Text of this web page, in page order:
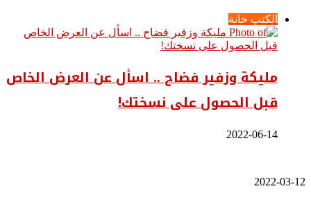
الكتب خانة
مليكة وزفير فضاح .. اسأل عن العرض الخاص
قبل الحصول على نسختك!
2022-06-14
سوزان
2022-03-12